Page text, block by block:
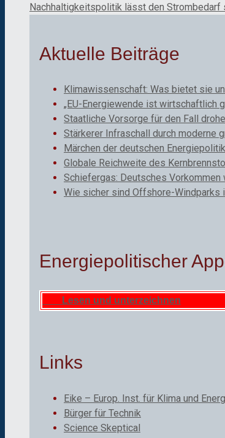
Nachhaltigkeitspolitik lässt den Strombedarf
Aktuelle Beiträge
Klimawissenschaft: Was bietet sie
„EU-Energiewende ist wirtschaftlich
Staatliche Vorsorge für den Fall
Stärkerer Infraschall durch moderne
Märchen der deutschen Energiepolitik
Globale Reichweite des
Schiefergas: Deutsches
Wie sicher sind Offshore-Windparks
Energiepolitischer
Lesen und unterzeichnen
Links
Eike – Europ. Inst. für Klima und
Bürger für Technik
Science Skeptical